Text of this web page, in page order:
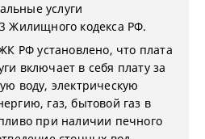
услуги
Жилищного кодекса РФ.
РФ установлено, что плата
включает в себя плату за
воду, электрическую
газ, бытовой газ в
при наличии печного